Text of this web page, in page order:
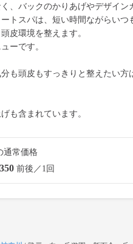
、バックのかりあげやデザイン
トスパは、短い時間ながらいつ
皮環境を整えます。
ーです。
も頭皮もすっきりと整えたい方
も含まれています。
通常価格
前後／1回